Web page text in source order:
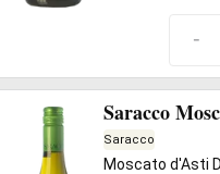
-
Saracco
Saracco
Moscato d'Asti